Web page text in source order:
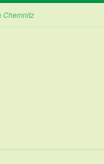
Chemnitz